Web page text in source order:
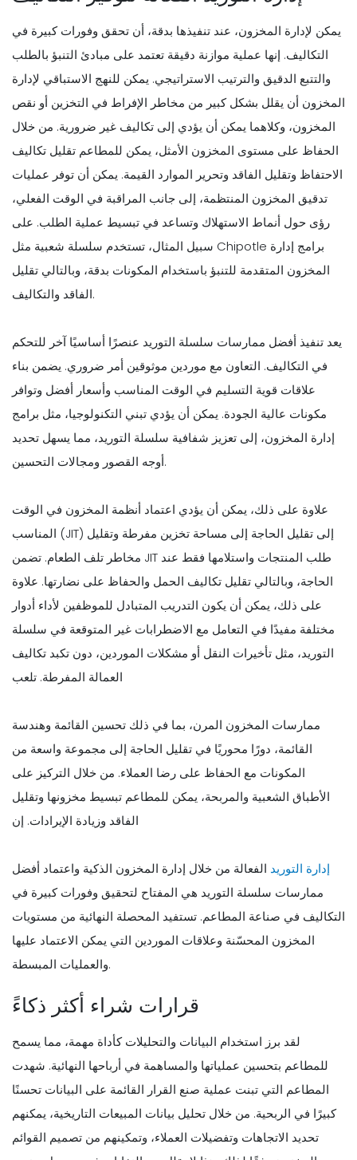
يمكن لإدارة المخزون، عند تنفيذها بدقة، أن تحقق وفورات كبيرة في
التكاليف. إنها عملية موازنة دقيقة تعتمد على مبادئ التنبؤ بالطلب
والتتبع الدقيق والترتيب الاستراتيجي. يمكن للنهج الاستباقي لإدارة
المخزون أن يقلل بشكل كبير من مخاطر الإفراط في التخزين أو نقص
المخزون، وكلاهما يمكن أن يؤدي إلى تكاليف غير ضرورية. من خلال
الحفاظ على مستوى المخزون الأمثل، يمكن للمطاعم تقليل تكاليف
الاحتفاظ وتقليل الفاقد وتحرير الموارد القيمة. يمكن أن توفر عمليات
تدقيق المخزون المنتظمة، إلى جانب المراقبة في الوقت الفعلي،
رؤى حول أنماط الاستهلاك وتساعد في تبسيط عملية الطلب. على
سبيل المثال، تستخدم سلسلة شعبية مثل Chipotle برامج إدارة
المخزون المتقدمة للتنبؤ باستخدام المكونات بدقة، وبالتالي تقليل
الفاقد والتكاليف.
يعد تنفيذ أفضل ممارسات سلسلة التوريد عنصرًا أساسيًا آخر للتحكم
في التكاليف. التعاون مع موردين موثوقين أمر ضروري. يضمن بناء
علاقات قوية التسليم في الوقت المناسب وأسعار أفضل وتوافر
مكونات عالية الجودة. يمكن أن يؤدي تبني التكنولوجيا، مثل برامج
إدارة المخزون، إلى تعزيز شفافية سلسلة التوريد، مما يسهل تحديد
أوجه القصور ومجالات التحسين.
علاوة على ذلك، يمكن أن يؤدي اعتماد أنظمة المخزون في الوقت
المناسب (JIT) إلى تقليل الحاجة إلى مساحة تخزين مفرطة وتقليل
مخاطر تلف الطعام. تضمن JIT طلب المنتجات واستلامها فقط عند
الحاجة، وبالتالي تقليل تكاليف الحمل والحفاظ على نضارتها. علاوة
على ذلك، يمكن أن يكون التدريب المتبادل للموظفين لأداء أدوار
مختلفة مفيدًا في التعامل مع الاضطرابات غير المتوقعة في سلسلة
التوريد، مثل تأخيرات النقل أو مشكلات الموردين، دون تكبد تكاليف
العمالة المفرطة. تلعب
ممارسات المخزون المرن، بما في ذلك تحسين القائمة وهندسة
القائمة، دورًا محوريًا في تقليل الحاجة إلى مجموعة واسعة من
المكونات مع الحفاظ على رضا العملاء. من خلال التركيز على
الأطباق الشعبية والمربحة، يمكن للمطاعم تبسيط مخزونها وتقليل
الفاقد وزيادة الإيرادات. إن
إدارة التوريد الفعالة من خلال إدارة المخزون الذكية واعتماد أفضل
ممارسات سلسلة التوريد هي المفتاح لتحقيق وفورات كبيرة في
التكاليف في صناعة المطاعم. تستفيد المحصلة النهائية من مستويات
المخزون المحسّنة وعلاقات الموردين التي يمكن الاعتماد عليها
والعمليات المبسطة.
قرارات شراء أكثر ذكاءً
لقد برز استخدام البيانات والتحليلات كأداة مهمة، مما يسمح
للمطاعم بتحسين عملياتها والمساهمة في أرباحها النهائية. شهدت
المطاعم التي تبنت عملية صنع القرار القائمة على البيانات تحسنًا
كبيرًا في الربحية. من خلال تحليل بيانات المبيعات التاريخية، يمكنهم
تحديد الاتجاهات وتفضيلات العملاء، وتمكينهم من تصميم القوائم